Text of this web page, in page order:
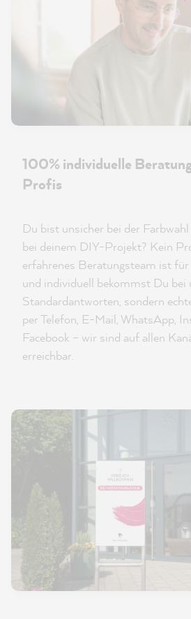
100% individuelle
Profis
Du bist unsicher bei der
bei deinem DIY-Projekt? Kein
erfahrenes Beratungsteam ist
und individuell bekommst Du bei
Standardantworten, sondern
per Telefon, E-Mail, WhatsApp,
Facebook – wir sind auf allen
erreichbar.